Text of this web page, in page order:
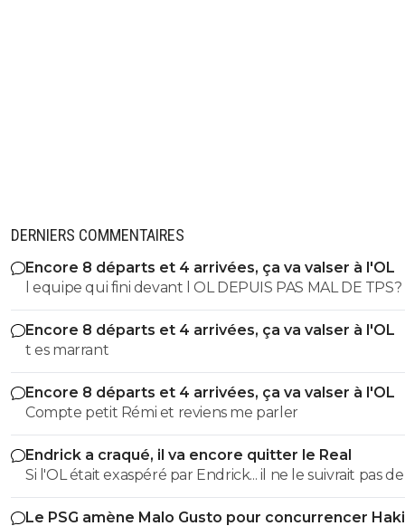
DERNIERS COMMENTAIRES
Encore 8 départs et 4 arrivées, ça va valser à l'OL
l equipe qui fini devant l OL DEPUIS PAS MAL DE TPS? lol. t
es tro malin toi
Encore 8 départs et 4 arrivées, ça va valser à l'OL
t es marrant
Encore 8 départs et 4 arrivées, ça va valser à l'OL
Compte petit Rémi et reviens me parler
Endrick a craqué, il va encore quitter le Real
Si l'OL était exaspéré par Endrick... il ne le suivrait pas
près. Bref... Quand l'équipe sera complète... ce sera beaucoup
mieux.
Le PSG amène Malo Gusto pour concurrencer